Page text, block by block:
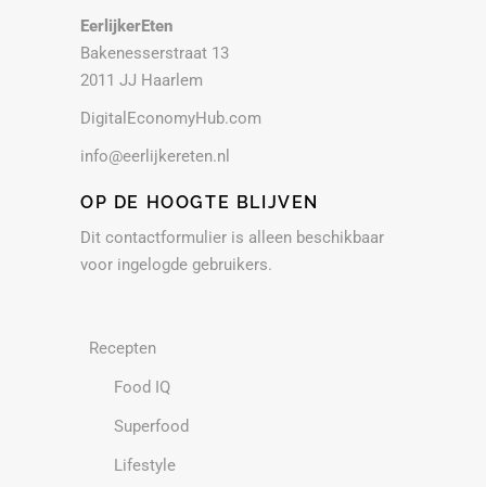
EerlijkerEten
Bakenesserstraat 13
2011 JJ Haarlem
DigitalEconomyHub.com
info@eerlijkereten.nl
OP DE HOOGTE BLIJVEN
Dit contactformulier is alleen beschikbaar
voor ingelogde gebruikers.
Recepten
Food IQ
Superfood
Lifestyle